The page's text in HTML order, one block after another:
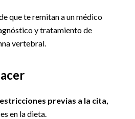
que te remitan a un médico
y tratamiento de
vertebral.
previas a la cita,
en la dieta.